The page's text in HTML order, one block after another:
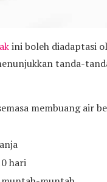
ini boleh diadaptasi
tanda-
membuang air
hari